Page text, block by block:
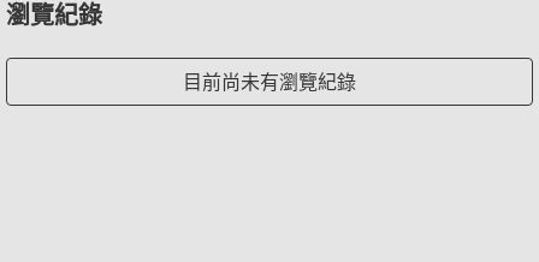
瀏覽紀錄
目前尚未有瀏覽紀錄